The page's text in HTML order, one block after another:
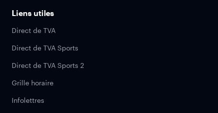
Liens utiles
Direct de TVA
Direct de TVA Sports
Direct de TVA Sports 2
Grille horaire
Infolettres